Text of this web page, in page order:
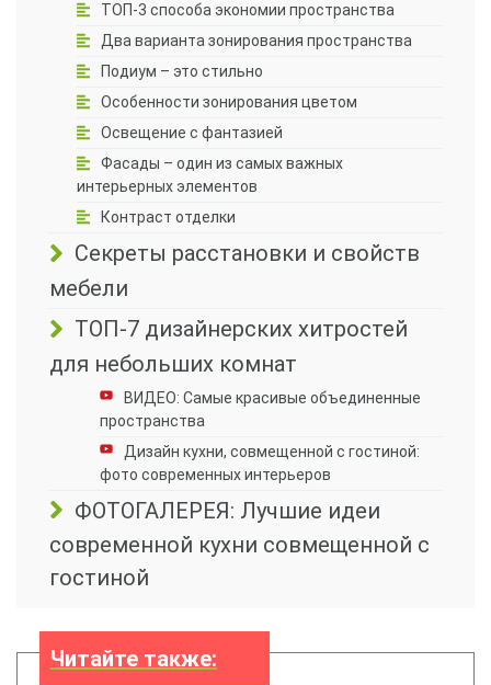
ТОП-3 способа экономии пространства
Два варианта зонирования пространства
Подиум – это стильно
Особенности зонирования цветом
Освещение с фантазией
Фасады – один из самых важных
интерьерных элементов
Контраст отделки
Секреты расстановки и свойств
мебели
ТОП-7 дизайнерских хитростей
для небольших комнат
ВИДЕО: Самые красивые объединенные
пространства
Дизайн кухни, совмещенной с гостиной:
фото современных интерьеров
ФОТОГАЛЕРЕЯ: Лучшие идеи
современной кухни совмещенной с
гостиной
Читайте также: